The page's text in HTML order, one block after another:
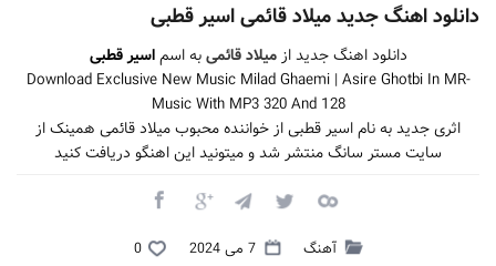
دانلود اهنگ جدید میلاد قائمی اسیر قطبی
دانلود اهنگ جدید ازمیلاد قائمیبه اسماسیر قطبی
Download Exclusive New Music Milad Ghaemi | Asire Ghotbi In MR-
Music With MP3 320 And 128
اثری جدید به نام اسیر قطبی از خواننده محبوب میلاد قائمی همینک از
سایت مستر سانگ منتشر شد و میتونید این اهنگو دریافت کنید
آهنگ 7 می 2024 0